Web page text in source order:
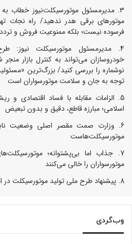
مدیرمسئول موتورسیکلت‌نیوز خطاب
موتورهای برقی هدر ندهید/ راه نجات
فرسوده نیست؛ بلکه ممنوعیت فروش و
مدیرمسئول موتورسیکلت نیوز:
خودروسازان می‌تواند به کنترل بازار
نوشماره را بررسی کنید/ بزرگ‌ترین
توجه به جان و سلامت موتورسواران است
الزامات مقابله با فساد اقتصادی و
اسلامی؛ مبارزه قاطع، دقیق و بدون تبعیض
وزارت صمت مقصر اصلی وضعیت
موتورسیکلت‌هاست
جذاب اما بی‌پشتوانه؛
موتورسواران را خالی می‌کنند
پیشنهاد طرح ملی تولید موتورسیکلت در
وب‌گردی